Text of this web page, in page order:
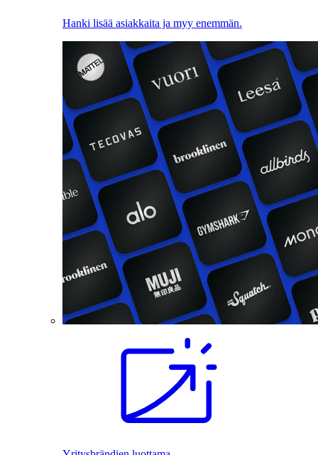
Hanki lisää asiakkaita ja myy enemmän.